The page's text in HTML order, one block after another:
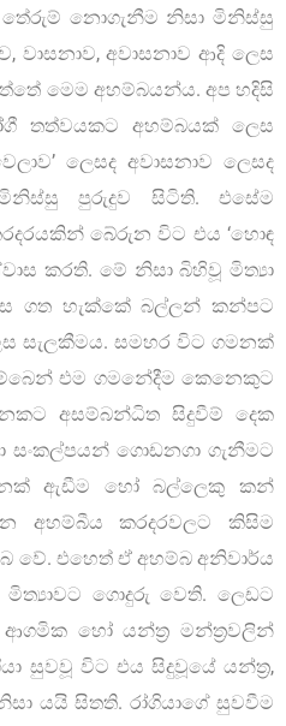
නොගැනීම නිසා මිනිස්සු
වාසනාව, අවාසනාව ආදි ලෙස
මෙම අහම්බයන්ය. අප හදිසි
තත්වයකට අහම්බයක් ලෙස
ලෙසද අවාසනාව ලෙසද
පුරුදුව සිටිති. එසේම
බේරුන විට එය ‘හොඳ
කරති. මේ නිසා බිහිවූ මිත්‍යා
ගත හැක්කේ බල්ලන් කන්පට
සැලකීමය. සමහර විට ගමනක්
එම ගමනේදීම කෙනෙකුට
අසම්බන්ධිත සිදුවීම් දෙක
සංකල්පයන් ගොඩනගා ගැනීමට
ඇඩීම හෝ බල්ලෙකු කන්
අහම්බීය කරදරවලට කිසිම
වේ. එහෙත් ඒ අහම්බ අනිවාර්ය
ගොදුරු වෙති. ලෙඩට
ආගමික හෝ යන්ත්‍ර මන්ත්‍රවලින්
සුවවූ විට එය සිදුවූයේ යන්ත්‍ර,
යයි සිතති. රා්ගියාගේ සුවවීම